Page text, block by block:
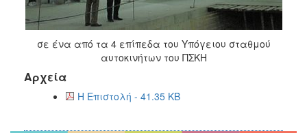
σε ένα από τα 4 επίπεδα του Υπόγειου σταθμού
αυτοκινήτων του ΠΣΚΗ
Αρχεία
Η Επιστολή - 41.35 KB